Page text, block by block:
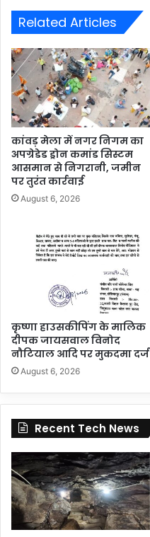
Related Articles
कांवड़ मेला में नगर निगम का
अपग्रेडेड ड्रोन कमांड सिस्टम
आसमान से निगरानी, जमीन
पर तुरंत कार्रवाई
August 6, 2026
कृष्णा हाउसकीपिंग के मालिक
दीपक जायसवाल विनोद
नौटियाल आदि पर मुकदमा दर्ज
August 6, 2026
Recent Tech News